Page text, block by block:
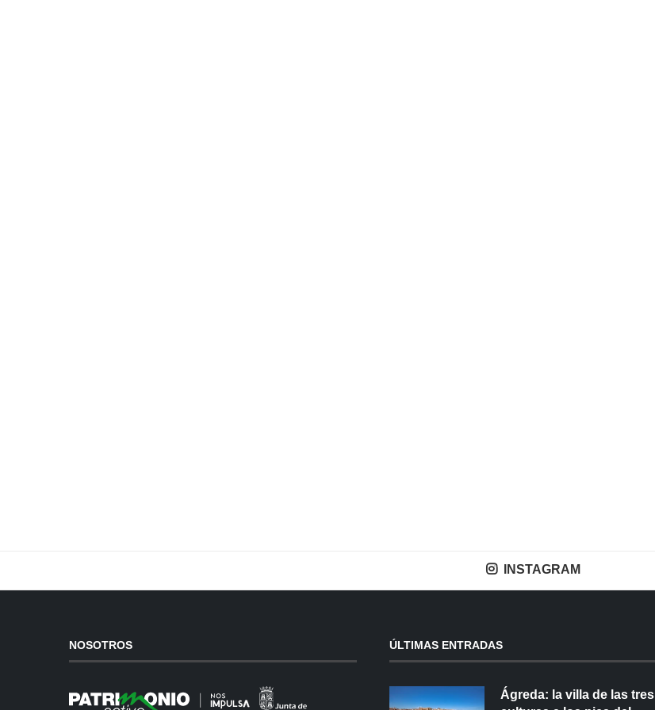
INSTAGRAM
NOSOTROS ÚLTIMAS ENTRADAS
Ágreda: la villa de las tres